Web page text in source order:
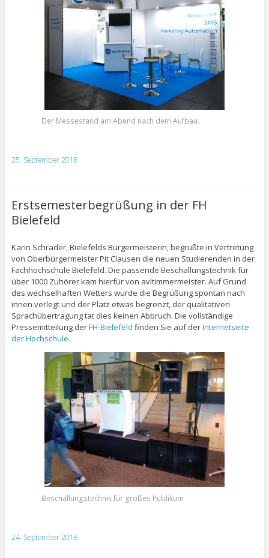
Der Messestand am Abend nach dem Aufbau.
25. September 2018
Erstsemesterbegrüßung in der FH
Bielefeld
Karin Schrader, Bielefelds Bürgermeisterin, begrüßte in Vertretung
von Oberbürgermeister Pit Clausen die neuen Studierenden in der
Fachhochschule Bielefeld. Die passende Beschallungstechnik für
über 1000 Zuhörer kam hierfür von avltimmermeister. Auf Grund
des wechselhaften Wetters wurde die Begrüßung spontan nach
innen verlegt und der Platz etwas begrenzt, der qualitativen
Sprachübertragung tat dies keinen Abbruch. Die vollständige
Pressemitteilung derFH-Bielefeld finden Sie auf derInternetseite
der Hochschule.
Beschallungstechnik für großes Publikum
24. September 2018